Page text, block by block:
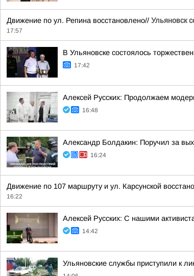
Движение по ул. Репина восстановлено// Ульяновск
17:57
В Ульяновске состоялось
17:42
Алексей Русских: Продолжаем
16:48
Александр Болдакин: Поручил за
16:24
Движение по 107 маршруту и ул. Карсунской
16:22
Алексей Русских: С нашими
14:42
Ульяновские службы приступили к